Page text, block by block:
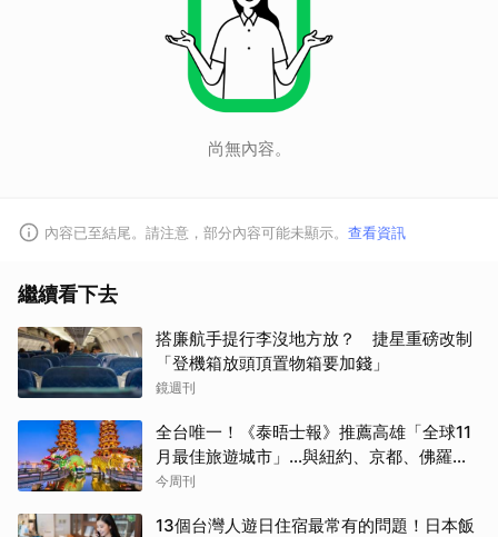
尚無內容。
內容已至結尾。請注意，部分內容可能未顯示。 查看資訊
繼續看下去
搭廉航手提行李沒地方放？ 捷星重磅改制
「登機箱放頭頂置物箱要加錢」
鏡週刊
全台唯一！《泰晤士報》推薦高雄「全球11
月最佳旅遊城市」…與紐約、京都、佛羅倫
斯共同入榜，理由曝光
今周刊
13個台灣人遊日住宿最常有的問題！日本飯